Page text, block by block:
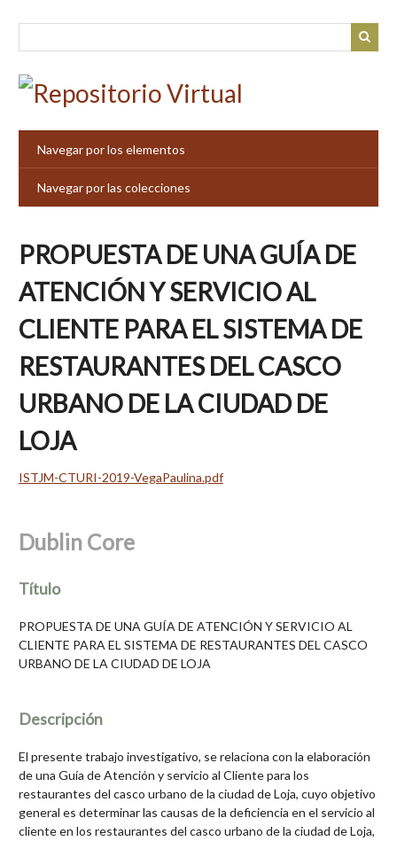
Navegar por los elementos
Navegar por las colecciones
PROPUESTA DE UNA GUÍA DE
ATENCIÓN Y SERVICIO AL
CLIENTE PARA EL SISTEMA DE
RESTAURANTES DEL CASCO
URBANO DE LA CIUDAD DE
LOJA
ISTJM-CTURI-2019-VegaPaulina.pdf
Dublin Core
Título
PROPUESTA DE UNA GUÍA DE ATENCIÓN Y SERVICIO AL
CLIENTE PARA EL SISTEMA DE RESTAURANTES DEL CASCO
URBANO DE LA CIUDAD DE LOJA
Descripción
El presente trabajo investigativo, se relaciona con la elaboración
de una Guía de Atención y servicio al Cliente para los
restaurantes del casco urbano de la ciudad de Loja, cuyo objetivo
general es determinar las causas de la deficiencia en el servicio al
cliente en los restaurantes del casco urbano de la ciudad de Loja,